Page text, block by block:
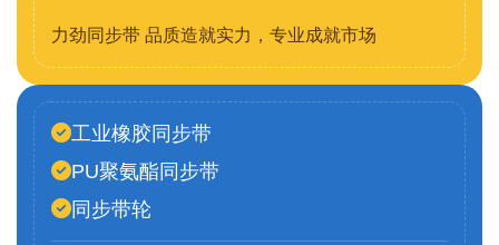
力劲同步带 品质造就实力，专业成就市场
工业橡胶同步带
PU聚氨酯同步带
同步带轮